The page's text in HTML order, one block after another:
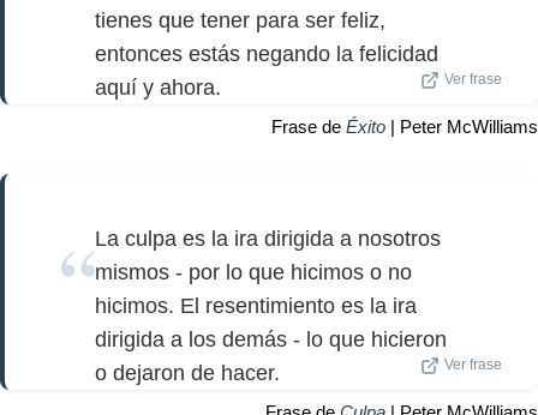
tienes que tener para ser feliz,
entonces estás negando la felicidad
aquí y ahora.
Ver frase
Frase de Éxito | Peter McWilliams
La culpa es la ira dirigida a nosotros
mismos - por lo que hicimos o no
hicimos. El resentimiento es la ira
dirigida a los demás - lo que hicieron
o dejaron de hacer.
Ver frase